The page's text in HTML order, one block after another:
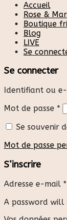
Accueil
Rose &
Boutique
Blog
LIVE
Se
Se connecter
Identifiant ou
Mot de passe *
Se souvenir
Mot de passe
S’inscrire
Adresse e-mail *
A password will